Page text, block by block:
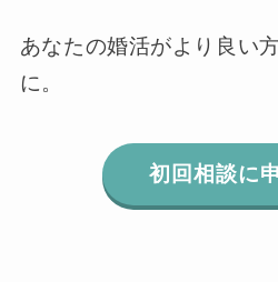
あなたの婚活がより良い
に。
初回相談に